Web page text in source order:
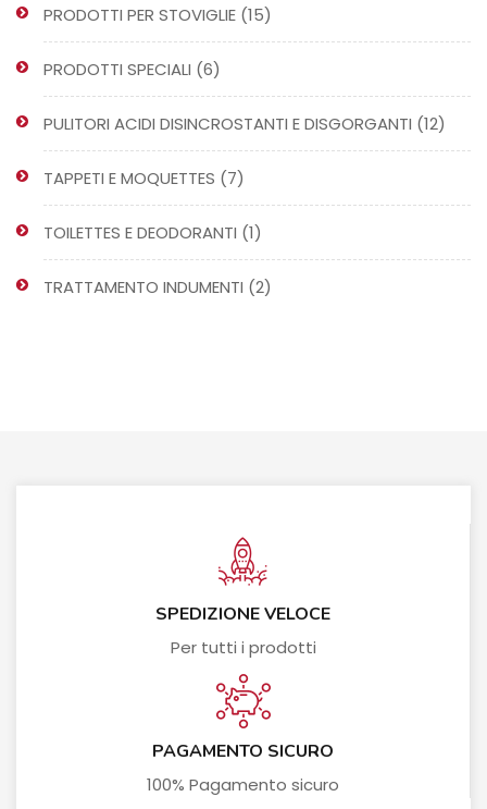
PRODOTTI PER STOVIGLIE 1515
prodotti
PRODOTTI SPECIALI 66
prodotti
PULITORI ACIDI DISINCROSTANTI E DISGORGANTI 1212
TAPPETI E MOQUETTES
77
prodotti
TOILETTES E DEODORANTI 11
prodotto
TRATTAMENTO INDUMENTI 22
SPEDIZIONE VELOCE
Per tutti i prodotti
PAGAMENTO SICURO
100% Pagamento sicuro